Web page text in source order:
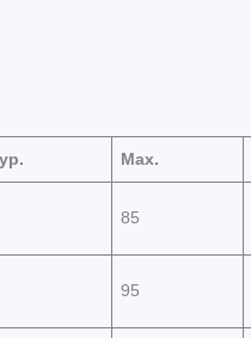
Max.
85
95